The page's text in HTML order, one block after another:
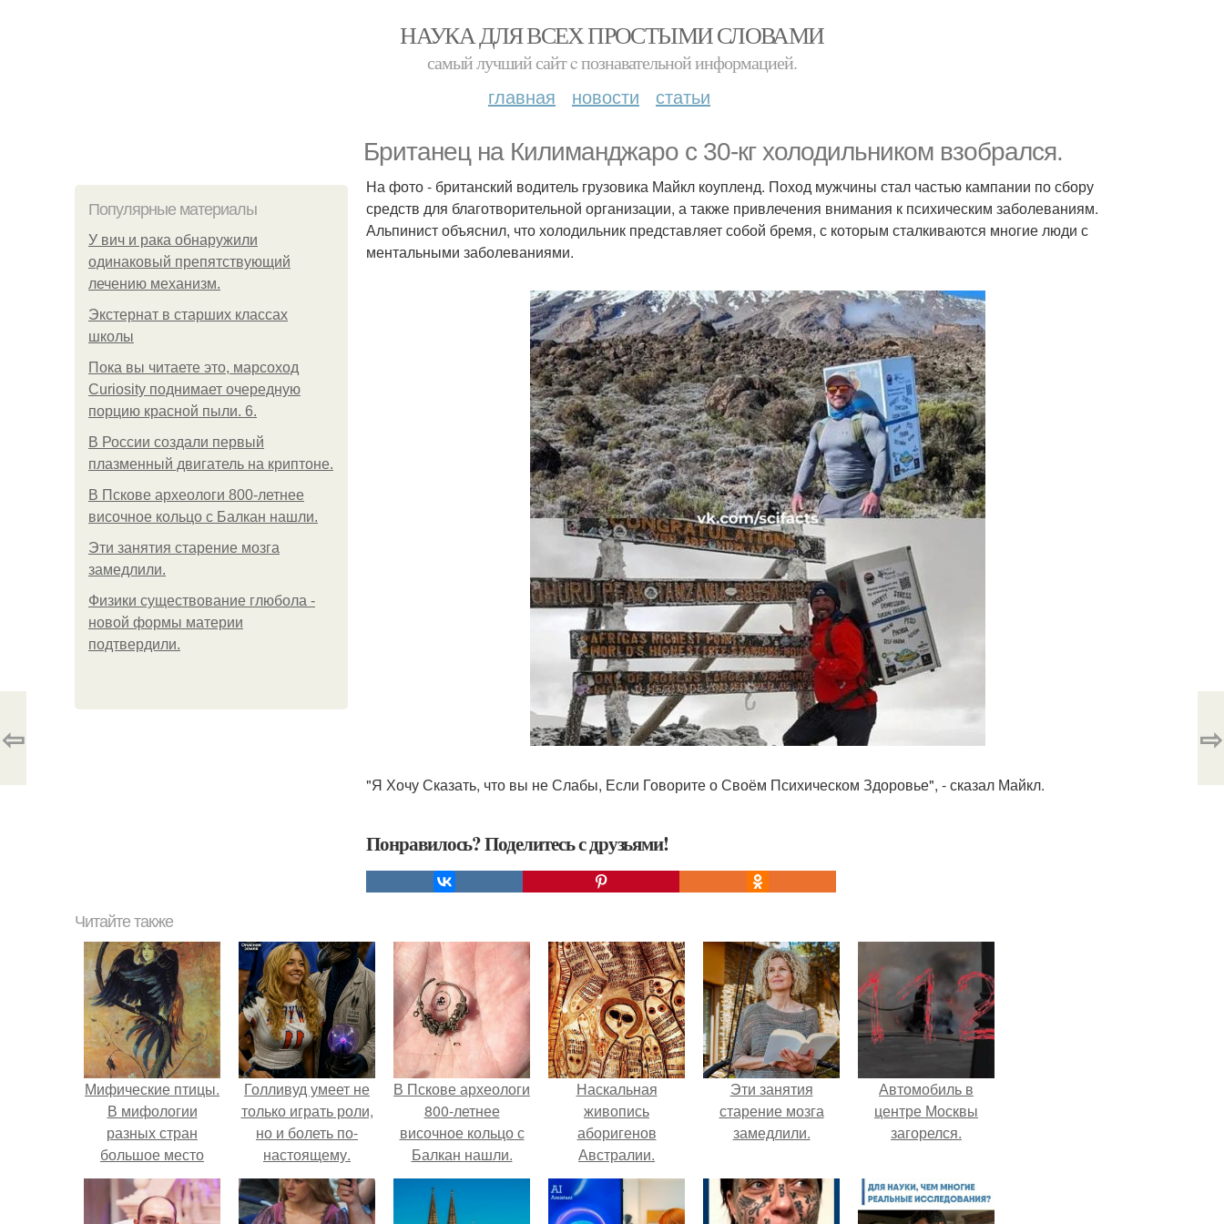
НАУКА ДЛЯ ВСЕХ ПРОСТЫМИ СЛОВАМИ
самый лучший сайт c познавательной информацией.
главная новости статьи
Британец на Килиманджаро с 30-кг холодильником взобрался.
Популярные материалы
У вич и рака обнаружили
одинаковый препятствующий
лечению механизм.
Экстернат в старших классах
школы
Пока вы читаете это, марсоход
Curiosity поднимает очередную
порцию красной пыли. 6.
В России создали первый
плазменный двигатель на криптоне.
В Пскове археологи 800-летнее
височное кольцо с Балкан нашли.
Эти занятия старение мозга
замедлили.
Физики существование глюбола -
новой формы материи
подтвердили.
На фото - британский водитель грузовика Майкл коупленд. Поход мужчины стал частью кампании по сбору
средств для благотворительной организации, а также привлечения внимания к психическим заболеваниям.
Альпинист объяснил, что холодильник представляет собой бремя, с которым сталкиваются многие люди с
ментальными заболеваниями.
"Я Хочу Сказать, что вы не Слабы, Если Говорите о Своём Психическом Здоровье", - сказал Майкл.
Понравилось? Поделитесь с друзьями!
⇦ ⇨
Читайте также
Мифические птицы.
В мифологии
разных стран
большое место
занимают образы
птиц.
Голливуд умеет не
только играть роли,
но и болеть по-
настоящему.
В Пскове археологи
800-летнее
височное кольцо с
Балкан нашли.
Наскальная
живопись
аборигенов
Австралии.
Эти занятия
старение мозга
замедлили.
Автомобиль в
центре Москвы
загорелся.